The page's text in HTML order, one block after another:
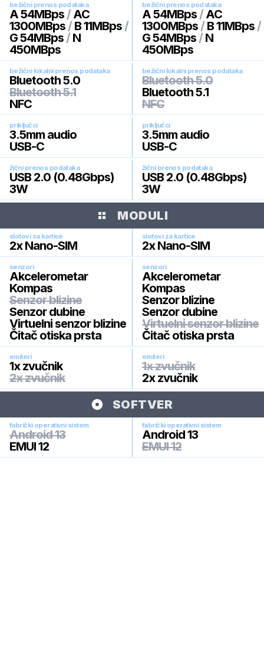
bežični prenos podataka
A 54MBps / AC
1300MBps / B 11MBps /
G 54MBps / N
450MBps
bežični prenos podataka
A 54MBps / AC
1300MBps / B 11MBps /
G 54MBps / N
450MBps
bežični lokalni prenos podataka
Bluetooth 5.0
Bluetooth 5.1
NFC
bežični lokalni prenos podataka
Bluetooth 5.0
Bluetooth 5.1
NFC
priključci
3.5mm audio
USB-C
priključci
3.5mm audio
USB-C
žični prenos podataka
USB 2.0 (0.48Gbps)
3W
žični prenos podataka
USB 2.0 (0.48Gbps)
3W
MODULI
slotovi za kartice
2x Nano-SIM
slotovi za kartice
2x Nano-SIM
senzori
Akcelerometar
Kompas
Senzor blizine
Senzor dubine
Virtuelni senzor blizine
Čitač otiska prsta
senzori
Akcelerometar
Kompas
Senzor blizine
Senzor dubine
Virtuelni senzor blizine
Čitač otiska prsta
emiteri
1x zvučnik
2x zvučnik
emiteri
1x zvučnik
2x zvučnik
SOFTVER
fabrički operativni sistem
Android 13
EMUI 12
fabrički operativni sistem
Android 13
EMUI 12